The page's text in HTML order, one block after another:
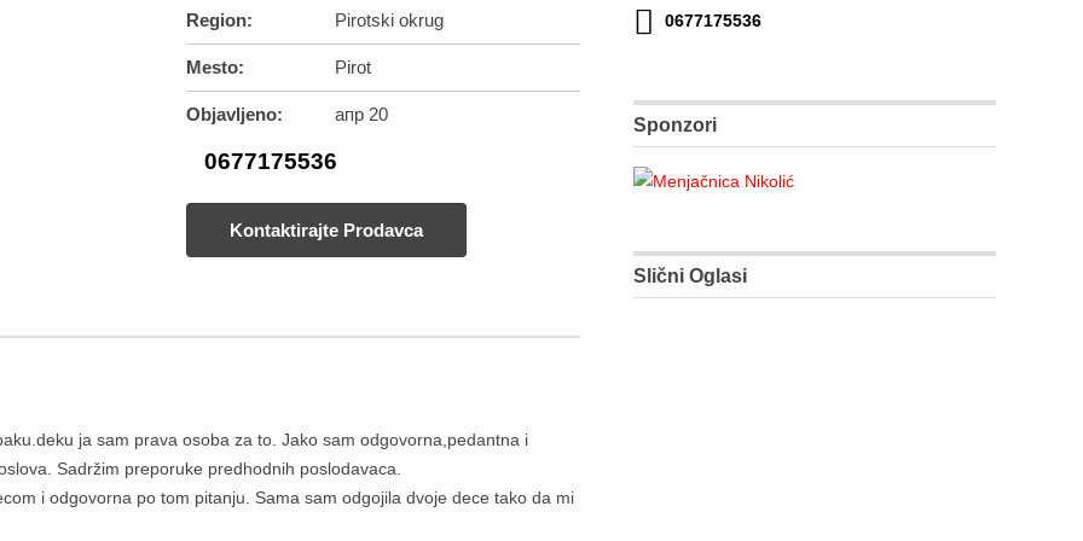
Region: Pirotski okrug
Mesto: Pirot
Objavljeno: апр 20
0677175536
Kontaktirajte Prodavca
ja sam prava osoba za to. Jako sam odgovorna,pedantna i
Sadržim preporuke predhodnih poslodavaca.
i odgovorna po tom pitanju. Sama sam odgojila dvoje dece tako da mi
0677175536
Sponzori
Slični Oglasi